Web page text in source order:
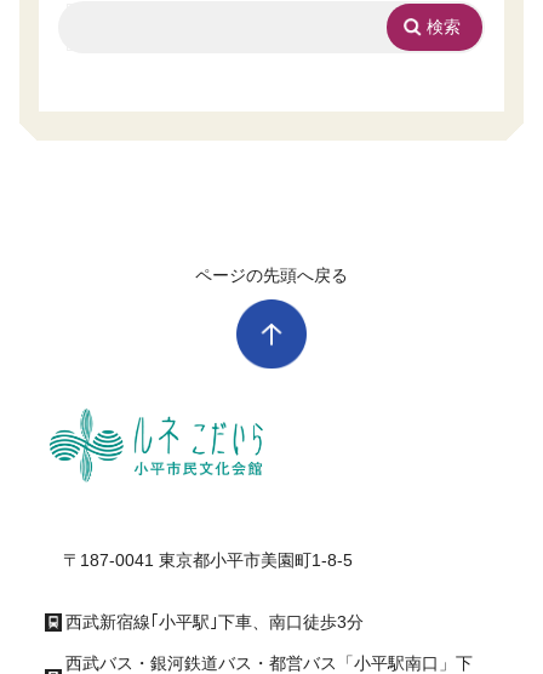
ページの先頭へ戻る
〒187-0041 東京都小平市美園町1-8-5
西武新宿線｢小平駅｣下車、南口徒歩3分
西武バス・銀河鉄道バス・都営バス「小平駅南口」下